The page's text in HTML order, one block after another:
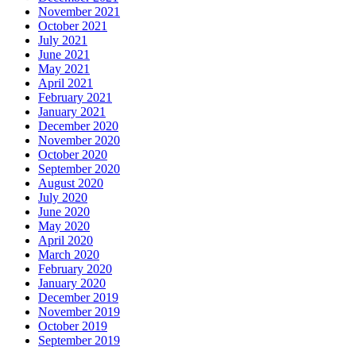
November 2021
October 2021
July 2021
June 2021
May 2021
April 2021
February 2021
January 2021
December 2020
November 2020
October 2020
September 2020
August 2020
July 2020
June 2020
May 2020
April 2020
March 2020
February 2020
January 2020
December 2019
November 2019
October 2019
September 2019